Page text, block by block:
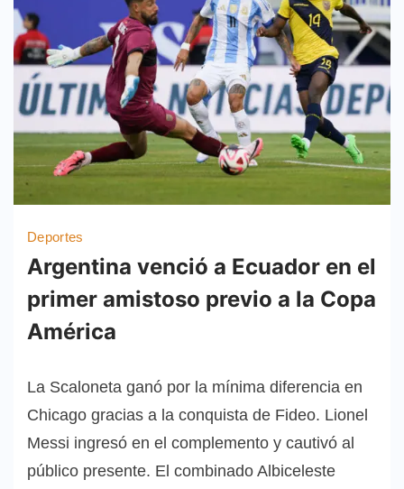
Deportes
Argentina venció a Ecuador en el
primer amistoso previo a la Copa
América
La Scaloneta ganó por la mínima diferencia en
Chicago gracias a la conquista de Fideo. Lionel
Messi ingresó en el complemento y cautivó al
público presente. El combinado Albiceleste